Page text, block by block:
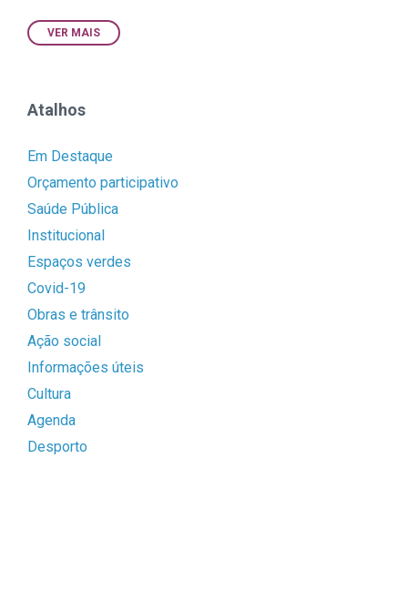
VER MAIS
Atalhos
Em Destaque
Orçamento participativo
Saúde Pública
Institucional
Espaços verdes
Covid-19
Obras e trânsito
Ação social
Informações úteis
Cultura
Agenda
Desporto